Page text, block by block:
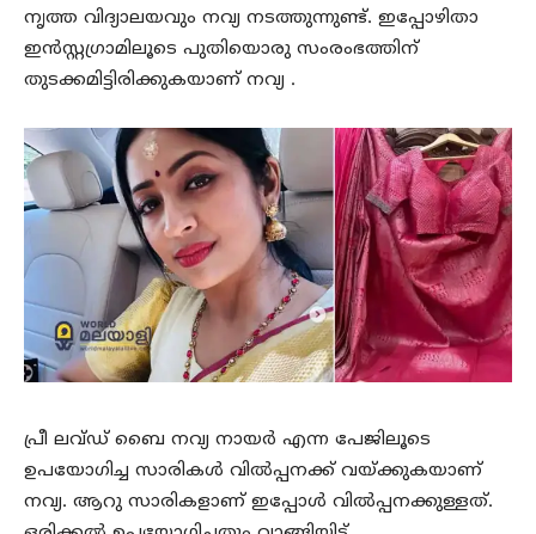
നൃത്ത വിദ്യാലയവും നവ്യ നടത്തുന്നുണ്ട്. ഇപ്പോഴിതാ
ഇന്‍സ്റ്റഗ്രാമിലൂടെ പുതിയൊരു സംരംഭത്തിന്
തുടക്കമിട്ടിരിക്കുകയാണ് നവ്യ .
പ്രീ ലവ്ഡ് ബൈ നവ്യ നായര്‍ എന്ന പേജിലൂടെ
ഉപയോഗിച്ച സാരികള്‍ വില്‍പ്പനക്ക് വയ്ക്കുകയാണ്
നവ്യ. ആറു സാരികളാണ് ഇപ്പോള്‍ വില്‍പ്പനക്കുള്ളത്.